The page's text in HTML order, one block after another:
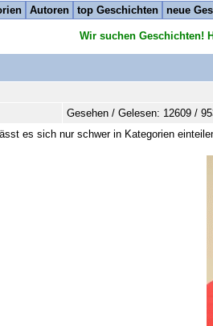
Autoren top Geschichten neue
Wir suchen Geschichten!
Gesehen / Gelesen: 12609 /
es sich nur schwer in Kategorien